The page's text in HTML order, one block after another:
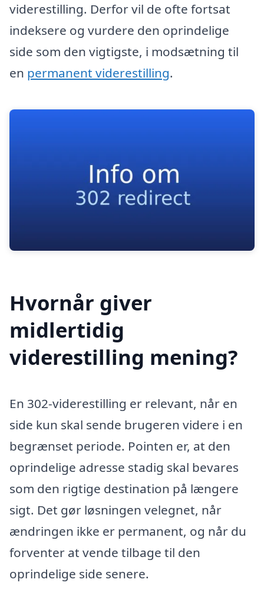
viderestilling. Derfor vil de ofte fortsat
indeksere og vurdere den oprindelige
side som den vigtigste, i modsætning til
en permanent viderestilling.
Hvornår giver
midlertidig
viderestilling mening?
En 302-viderestilling er relevant, når en
side kun skal sende brugeren videre i en
begrænset periode. Pointen er, at den
oprindelige adresse stadig skal bevares
som den rigtige destination på længere
sigt. Det gør løsningen velegnet, når
ændringen ikke er permanent, og når du
forventer at vende tilbage til den
oprindelige side senere.